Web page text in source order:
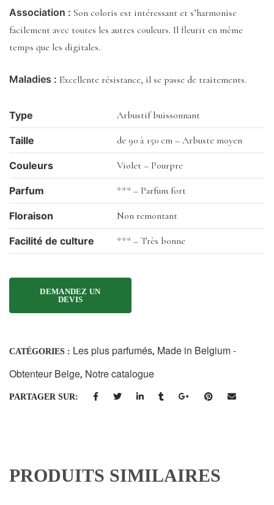
Association : Son coloris est intéressant et s’harmonise
facilement avec toutes les autres couleurs. Il fleurit en même
temps que les digitales.
Maladies : Excellente résistance, il se passe de traitements.
Type Arbustif buissonnant
Taille de 90 à 150 cm – Arbuste moyen
Couleurs Violet – Pourpre
Parfum *** – Parfum fort
Floraison Non remontant
Facilité de culture *** – Très bonne
CATÉGORIES : Les plus parfumés, Made in Belgium -
Obtenteur Belge, Notre catalogue
PARTAGER SUR:
PRODUITS SIMILAIRES